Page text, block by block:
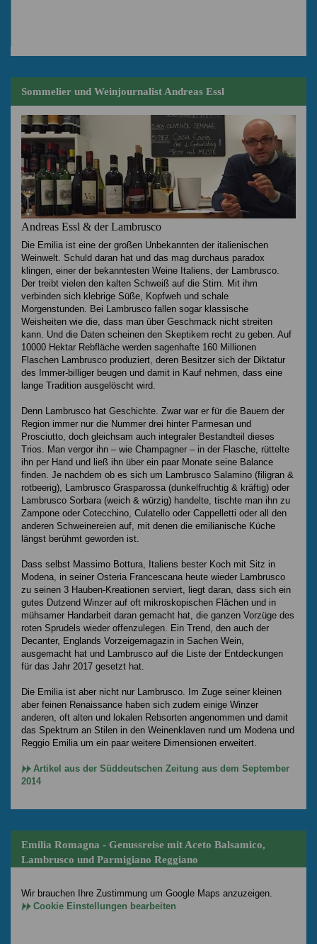
Sommelier und Weinjournalist Andreas Essl
Andreas Essl & der Lambrusco
Die Emilia ist eine der großen Unbekannten der italienischen
Weinwelt. Schuld daran hat und das mag durchaus paradox
klingen, einer der bekanntesten Weine Italiens, der Lambrusco.
Der treibt vielen den kalten Schweiß auf die Stirn. Mit ihm
verbinden sich klebrige Süße, Kopfweh und schale
Morgenstunden. Bei Lambrusco fallen sogar klassische
Weisheiten wie die, dass man über Geschmack nicht streiten
kann. Und die Daten scheinen den Skeptikern recht zu geben. Auf
10000 Hektar Rebfläche werden sagenhafte 160 Millionen
Flaschen Lambrusco produziert, deren Besitzer sich der Diktatur
des Immer-billiger beugen und damit in Kauf nehmen, dass eine
lange Tradition ausgelöscht wird.
Denn Lambrusco hat Geschichte. Zwar war er für die Bauern der
Region immer nur die Nummer drei hinter Parmesan und
Prosciutto, doch gleichsam auch integraler Bestandteil dieses
Trios. Man vergor ihn – wie Champagner – in der Flasche, rüttelte
ihn per Hand und ließ ihn über ein paar Monate seine Balance
finden. Je nachdem ob es sich um Lambrusco Salamino (filigran &
rotbeerig), Lambrusco Grasparossa (dunkelfruchtig & kräftig) oder
Lambrusco Sorbara (weich & würzig) handelte, tischte man ihn zu
Zampone oder Cotecchino, Culatello oder Cappelletti oder all den
anderen Schweinereien auf, mit denen die emilianische Küche
längst berühmt geworden ist.
Dass selbst Massimo Bottura, Italiens bester Koch mit Sitz in
Modena, in seiner Osteria Francescana heute wieder Lambrusco
zu seinen 3 Hauben-Kreationen serviert, liegt daran, dass sich ein
gutes Dutzend Winzer auf oft mikroskopischen Flächen und in
mühsamer Handarbeit daran gemacht hat, die ganzen Vorzüge des
roten Sprudels wieder offenzulegen. Ein Trend, den auch der
Decanter, Englands Vorzeigemagazin in Sachen Wein,
ausgemacht hat und Lambrusco auf die Liste der Entdeckungen
für das Jahr 2017 gesetzt hat.
Die Emilia ist aber nicht nur Lambrusco. Im Zuge seiner kleinen
aber feinen Renaissance haben sich zudem einige Winzer
anderen, oft alten und lokalen Rebsorten angenommen und damit
das Spektrum an Stilen in den Weinenklaven rund um Modena und
Reggio Emilia um ein paar weitere Dimensionen erweitert.
Artikel aus der Süddeutschen Zeitung aus dem September
2014
Emilia Romagna - Genussreise mit Aceto Balsamico,
Lambrusco und Parmigiano Reggiano
Wir brauchen Ihre Zustimmung um Google Maps anzuzeigen.
Cookie Einstellungen bearbeiten